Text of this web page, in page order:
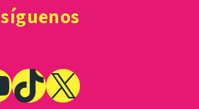
síguenos